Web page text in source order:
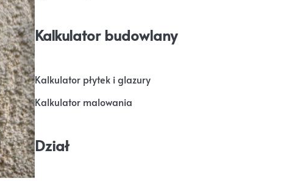
Kalkulator budowlany
Kalkulator płytek i glazury
Kalkulator malowania
Dział